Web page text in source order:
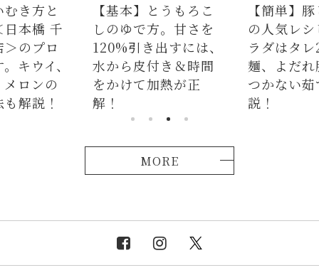
千
、
【基本】とうもろこ
しのゆで方。甘さを
120%引き出すには、
水から皮付き＆時間
をかけて加熱が正
解！
【簡単】豚しゃぶ
の人気レシピ4品
ラダはタレ2種、
麺、よだれ豚。パ
つかない茹で方も
MORE